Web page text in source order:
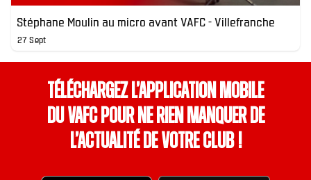
Stéphane Moulin au micro avant VAFC - Villefranche
27 Sept
Téléchargez l’application mobile
du VAFC pour ne rien manquer de
l’actualité de votre club !